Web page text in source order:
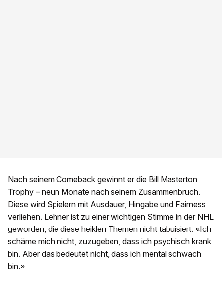
Nach seinem Comeback gewinnt er die Bill Masterton
Trophy – neun Monate nach seinem Zusammenbruch.
Diese wird Spielern mit Ausdauer, Hingabe und Fairness
verliehen. Lehner ist zu einer wichtigen Stimme in der NHL
geworden, die diese heiklen Themen nicht tabuisiert. «Ich
schäme mich nicht, zuzugeben, dass ich psychisch krank
bin. Aber das bedeutet nicht, dass ich mental schwach
bin.»